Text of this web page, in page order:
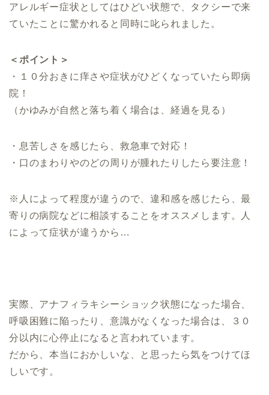
アレルギー症状としてはひどい状態で、タクシーで来
ていたことに驚かれると同時に叱られました。
＜ポイント＞
・１０分おきに痒さや症状がひどくなっていたら即病
院！
（かゆみが自然と落ち着く場合は、経過を見る）
・息苦しさを感じたら、救急車で対応！
・口のまわりやのどの周りが腫れたりしたら要注意！
※人によって程度が違うので、違和感を感じたら、最
寄りの病院などに相談することをオススメします。人
によって症状が違うから…
実際、アナフィラキシーショック状態になった場合、
呼吸困難に陥ったり、意識がなくなった場合は、３０
分以内に心停止になると言われています。
だから、本当におかしいな、と思ったら気をつけてほ
しいです。